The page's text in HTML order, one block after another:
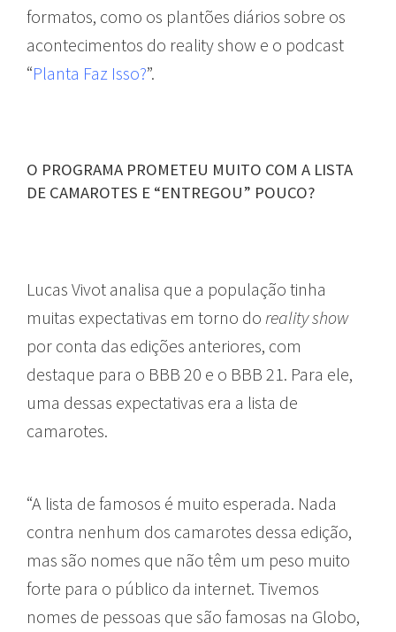
formatos, como os plantões diários sobre os
acontecimentos do reality show e o podcast
“Planta Faz Isso?”.
O PROGRAMA PROMETEU MUITO COM A LISTA
DE CAMAROTES E “ENTREGOU” POUCO?
Lucas Vivot analisa que a população tinha
muitas expectativas em torno do reality show
por conta das edições anteriores, com
destaque para o BBB 20 e o BBB 21. Para ele,
uma dessas expectativas era a lista de
camarotes.
“A lista de famosos é muito esperada. Nada
contra nenhum dos camarotes dessa edição,
mas são nomes que não têm um peso muito
forte para o público da internet. Tivemos
nomes de pessoas que são famosas na Globo,